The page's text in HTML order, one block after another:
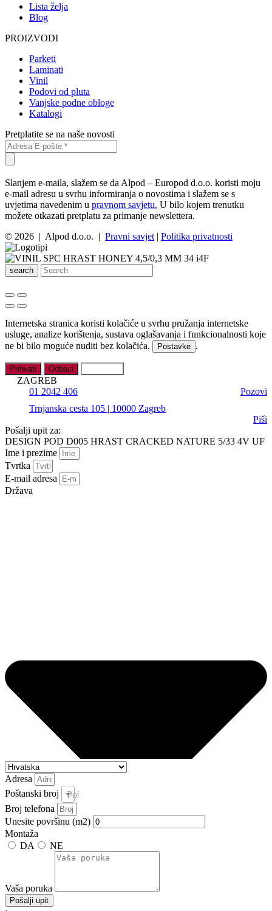
Lista želja
Blog
PROIZVODI
Parketi
Laminati
Vinil
Podovi od pluta
Vanjske podne obloge
Katalogi
Pretplatite se na naše novosti
Slanjem e-maila, slažem se da Alpod – Europod d.o.o. koristi moju
e-mail adresu u svrhu informiranja o novostima i slažem se s
uvjetima navedenim u pravnom savjetu. U bilo kojem trenutku
možete otkazati pretplatu za primanje newslettera.
© 2026 | Alpod d.o.o. | Pravni savjet | Politika privatnosti
search
Internetska stranica koristi kolačiće u svrhu pružanja internetske
usluge, analize korištenja, sustava oglašavanja i funkcionalnosti koje
ne bi bilo moguće nuditi bez kolačića.
Postavke .
Prihvati Odbaci
ZAGREB
01 2042 406
Pozovi
Trnjanska cesta 105 | 10000 Zagreb
Piši
Pošalji upit za:
DESIGN POD D005 HRAST CRACKED NATURE 5/33 4V UF
Ime i prezime
Tvrtka
E-mail adresa
Država
Adresa
Poštanski broj
Poštanski broj i pošta *
Broj telefona
Unesite površinu (m2)
Montaža
DA
NE
Vaša poruka
Pošalji upit